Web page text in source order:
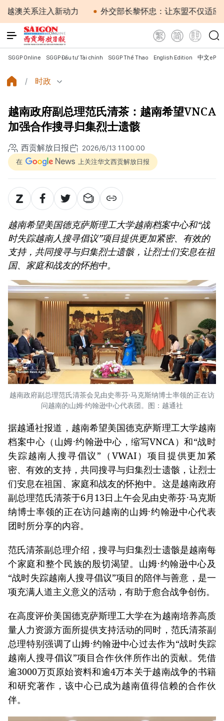
系注入新动力 外交部长黎怀忠：让东盟不仅适应时代
SGGP Online SGGP Đầu tư Tài chính SGGP Thể Thao English Edition 中文
时政
越南政府副总理范氏清茶：越南希望VNCA
加强合作搜寻归集烈士遗骸
西贡解放日报 2026/6/13 11:00:00
在 上关注华文西贡解放日报
越南希望美国德克萨斯理工大学越南档案中心和“战
时失踪越南人搜寻倡议”项目提供更加紧密、有效的
支持，共同搜寻与归集烈士遗骸，让烈士们安息在祖
国、家庭和战友的怀抱中。
越南政府副总理范氏清茶会见由史蒂芬·马克斯纳博士率领的正在访
问越南的山姆·约翰逊中心代表团。图：越通社
据越通社报道，越南希望美国德克萨斯理工大学越南
档案中心（山姆·约翰逊中心，缩写VNCA）和“战时
失踪越南人搜寻倡议”（VWAI）项目提供更加紧
密、有效的支持，共同搜寻与归集烈士遗骸，让烈士
们安息在祖国、家庭和战友的怀抱中。这是越南政府
副总理范氏清茶于6月13日上午会见由史蒂芬·马克斯
纳博士率领的正在访问越南的山姆·约翰逊中心代表
团时所分享的内容。
范氏清茶副总理介绍，搜寻与归集烈士遗骸是越南每
个家庭和整个民族的殷切渴望。山姆·约翰逊中心及
“战时失踪越南人搜寻倡议”项目的陪伴与善意，是一
项充满人道主义意义的活动，有助于愈合战争创伤。
在高度评价美国德克萨斯理工大学在为越南培养高质
量人力资源方面所提供支持活动的同时，范氏清茶副
总理特别强调了山姆·约翰逊中心过去作为“战时失踪
越南人搜寻倡议”项目合作伙伴所作出的贡献。凭借
逾3000万页原始资料和逾4万本关于越南战争的书籍
和研究著作，该中心已成为越南值得信赖的合作伙
伴。